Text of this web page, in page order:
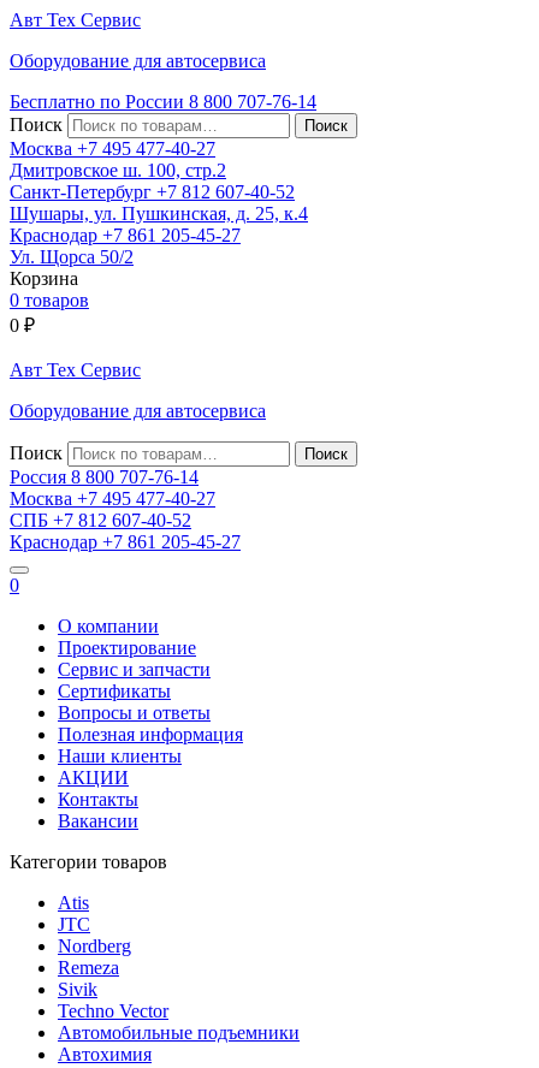
Авт Тех Сервис
Оборудование для автосервиса
Бесплатно по России 8 800 707-76-14
Поиск
Москва +7 495 477-40-27
Дмитровское ш. 100, стр.2
Санкт-Петербург +7 812 607-40-52
Шушары, ул. Пушкинская, д. 25, к.4
Краснодар +7 861 205-45-27
Ул. Щорса 50/2
Корзина
0 товаров
0 ₽
Авт Тех Сервис
Оборудование для автосервиса
Поиск
Россия 8 800 707-76-14
Москва +7 495 477-40-27
СПБ +7 812 607-40-52
Краснодар +7 861 205-45-27
0
О компании
Проектирование
Сервис и запчасти
Сертификаты
Вопросы и ответы
Полезная информация
Наши клиенты
АКЦИИ
Контакты
Вакансии
Категории товаров
Atis
JTC
Nordberg
Remeza
Sivik
Techno Vector
Автомобильные подъемники
Автохимия